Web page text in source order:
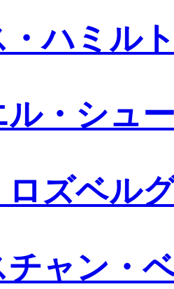
・ハミル
ル・シュ
ロズベル
チャン・